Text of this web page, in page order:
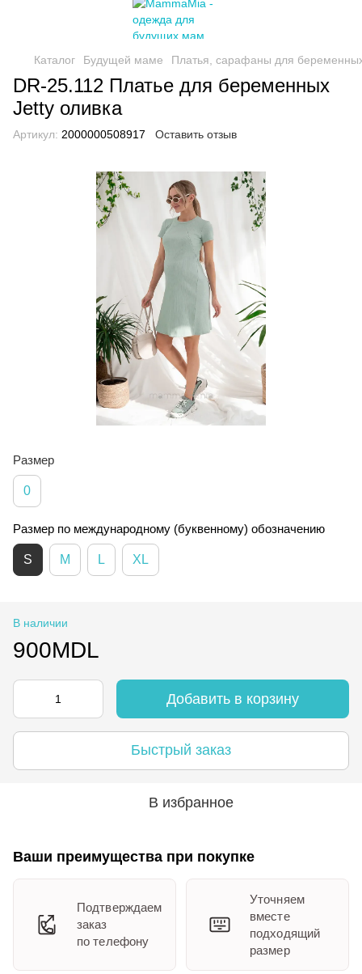
Каталог Будущей маме Платья, сарафаны для
DR-25.112 Платье для беременных
Jetty оливка
Артикул: 2000000508917 Оставить отзыв
Размер
0
Размер по международному (буквенному) обозначению
S M L XL
В наличии
900MDL
Добавить в корзину
Быстрый заказ
В избранное
Ваши преимущества при покупке
Подтверждаем
заказ
по телефону
Уточняем
вместе
подходящий
размер